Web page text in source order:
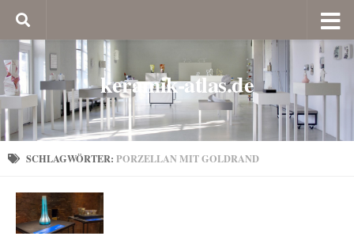
keramik-atlas.de
SCHLAGWÖRTER: PORZELLAN MIT GOLDRAND